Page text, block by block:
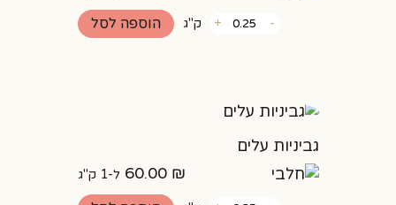
-כמות
של
+ ק"ג הוספה לסל
גביניות עלים
60.00 ₪ ל-1 ק"ג
כמות